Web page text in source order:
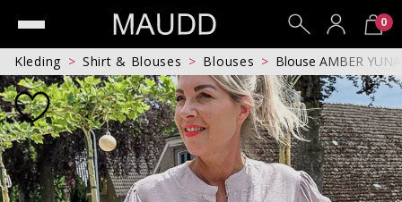
0
Kleding Shirt & Blouses Blouses Blouse AMBER YUNA